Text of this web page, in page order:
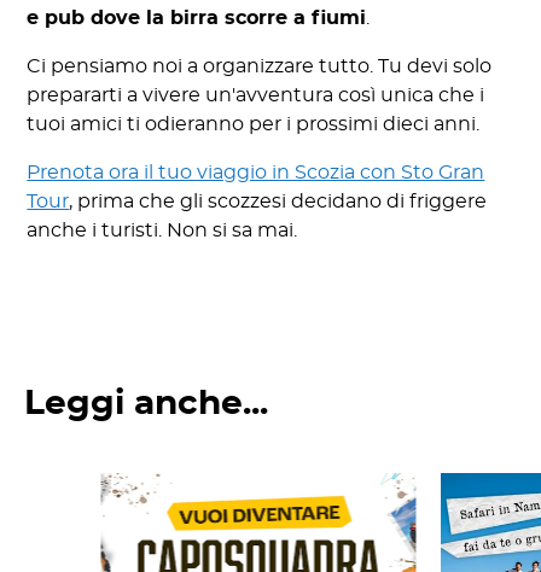
e pub dove la birra scorre a fiumi
Ci pensiamo noi a organizzare tutto. Tu devi solo
prepararti a vivere un'avventura così unica che i
tuoi amici ti odieranno per i prossimi dieci anni.
Prenota ora il tuo viaggio in Scozia con Sto Gran
Tour, prima che gli scozzesi decidano di friggere
anche i turisti. Non si sa mai.
Leggi anche...